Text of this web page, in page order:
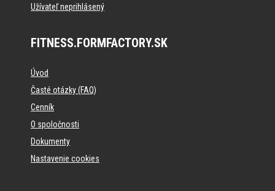
Užívateľ neprihlásený
FITNESS.FORMFACTORY.SK
Úvod
Časté otázky (FAQ)
Cenník
O spoločnosti
Dokumenty
Nastavenie cookies